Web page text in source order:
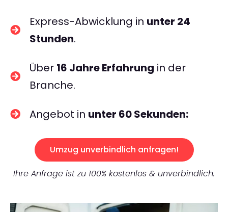
Express-Abwicklung in unter 24
Stunden.
Über 16 Jahre Erfahrung in der
Branche.
Angebot in unter 60 Sekunden:
Umzug unverbindlich anfragen!
Ihre Anfrage ist zu 100% kostenlos & unverbindlich.